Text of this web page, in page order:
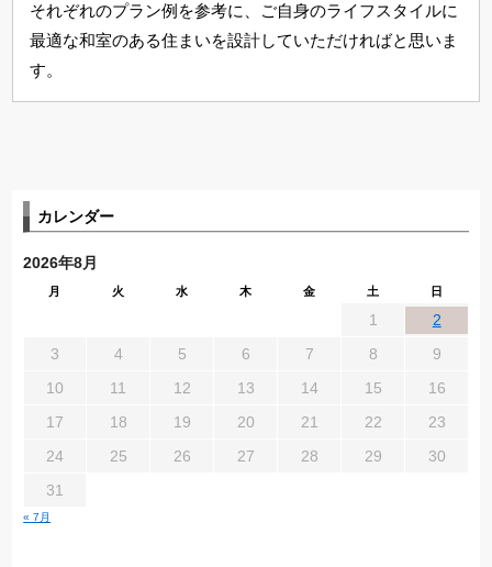
それぞれのプラン例を参考に、ご自身のライフスタイルに
最適な和室のある住まいを設計していただければと思いま
す。
カレンダー
2026年8月
月 火 水 木 金 土 日
1
2
3
4 5 6 7 8
9
10
11 12 13 14 15
16
17
18 19 20 21 22
23
24
25 26 27 28 29
30
31
« 7月